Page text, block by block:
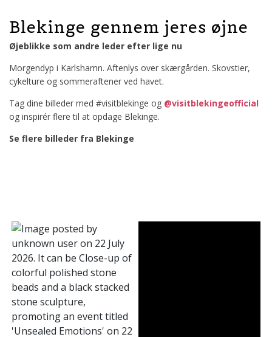
Blekinge gennem jeres øjne
Øjeblikke som andre leder efter lige nu
Morgendyp i Karlshamn. Aftenlys over skærgården. Skovstier,
cykelture og sommeraftener ved havet.
Tag dine billeder med #visitblekinge og @visitblekingeofficial
og inspirér flere til at opdage Blekinge.
Se flere billeder fra Blekinge